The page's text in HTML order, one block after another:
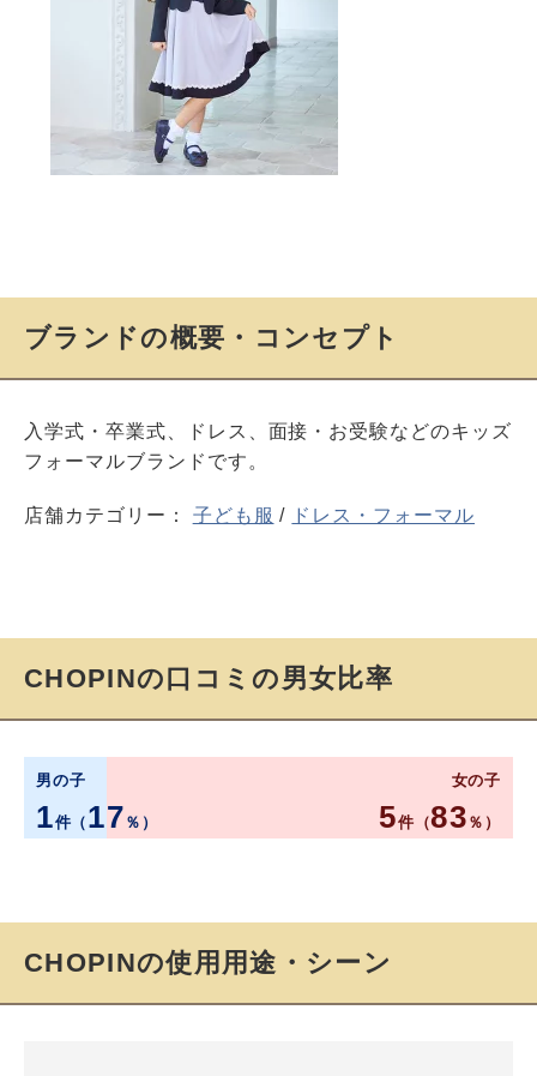
ブランドの概要・コンセプト
入学式・卒業式、ドレス、面接・お受験などのキッズ
フォーマルブランドです。
店舗カテゴリー： 子ども服 / ドレス・フォーマル
CHOPINの口コミの男女比率
男の子
1件（ 17 ％）
女の子
5件（83 ％）
CHOPINの使用用途・シーン